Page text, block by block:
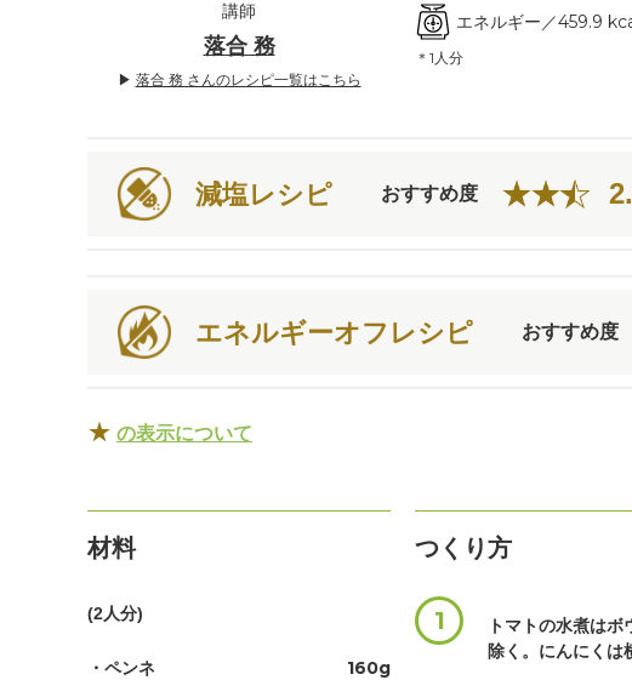
講師
落合 務
▶ 落合 務 さんのレシピ一覧はこちら
エネルギー／459.9
＊1人分
減塩レシピ おすすめ度
エネルギーオフレシピ おすすめ度
★ の表示について
材料
(2人分)
・ペンネ 160g
つくり方
1
トマトの水煮は
除く。にんにくは